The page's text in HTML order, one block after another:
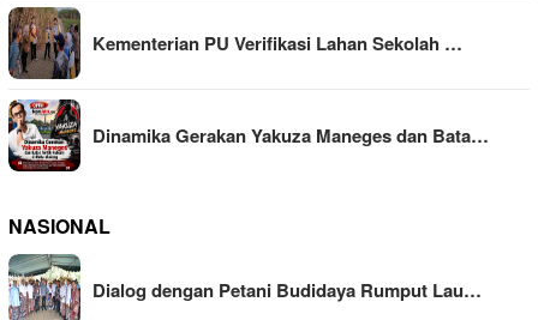
Kementerian PU Verifikasi Lahan Sekolah …
Dinamika Gerakan Yakuza Maneges dan Bata…
NASIONAL
Dialog dengan Petani Budidaya Rumput Lau…